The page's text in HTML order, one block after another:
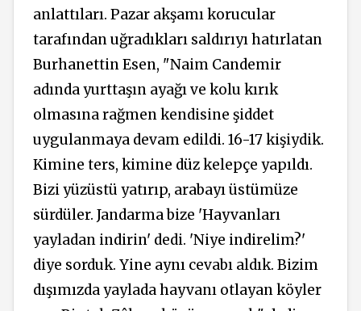
anlattıları. Pazar akşamı korucular
tarafından uğradıkları saldırıyı hatırlatan
Burhanettin Esen, "Naim Candemir
adında yurttaşın ayağı ve kolu kırık
olmasına rağmen kendisine şiddet
uygulanmaya devam edildi. 16-17 kişiydik.
Kimine ters, kimine düz kelepçe yapıldı.
Bizi yüzüstü yatırıp, arabayı üstümüze
sürdüler. Jandarma bize 'Hayvanları
yayladan indirin' dedi. 'Niye indirelim?'
diye sorduk. Yine aynı cevabı aldık. Bizim
dışımızda yaylada hayvanı otlayan köyler